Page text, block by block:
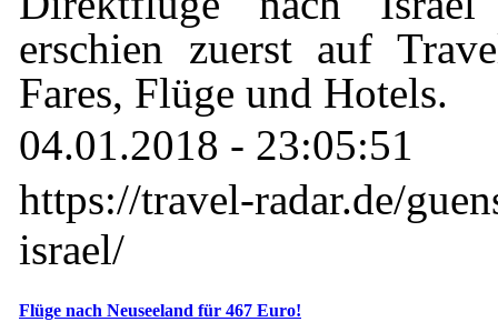
erschien zuerst auf
Fares, Flüge und Hotels.
04.01.2018 - 23:05:51
https://travel-radar.de/
israel/
Flüge nach Neuseeland für 467 Euro!